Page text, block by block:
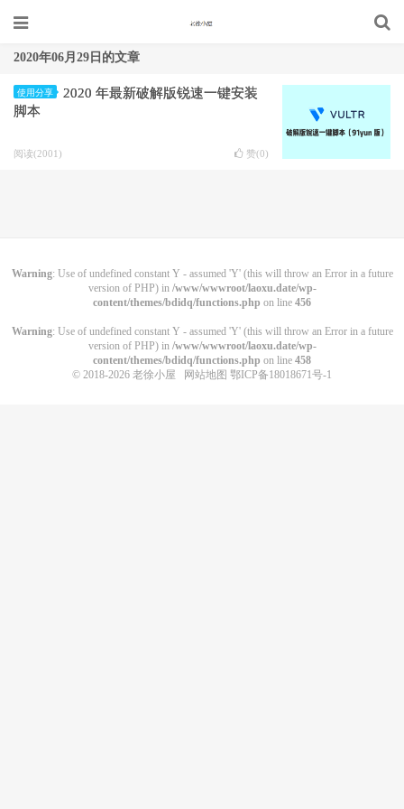
2020年06月29日的文章
使用分享
2020 年最新破解版锐速一键安装
脚本
阅读(2001) 赞(0)
Warning: Use of undefined constant Y - assumed 'Y' (this will throw an Error in a future
version of PHP) in /www/wwwroot/laoxu.date/wp-
content/themes/bdidq/functions.php on line 456
Warning: Use of undefined constant Y - assumed 'Y' (this will throw an Error in a future
version of PHP) in /www/wwwroot/laoxu.date/wp-
content/themes/bdidq/functions.php on line 458
© 2018-2026 老徐小屋 网站地图 鄂ICP备18018671号-1